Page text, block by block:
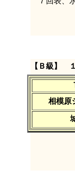
【Ｂ級】
相模原